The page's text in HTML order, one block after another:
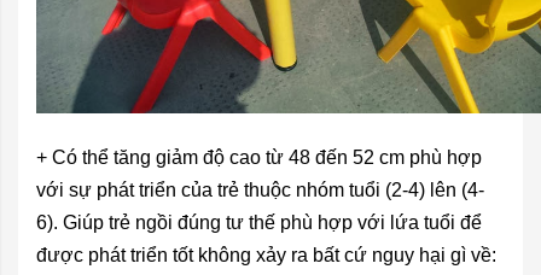
+ Có thể tăng giảm độ cao từ 48 đến 52 cm phù hợp
với sự pháttriển của trẻ thuộc nhóm tuổi (2-4) lên (4-
6). Giúp trẻ ngồi đúng tư thế phù hợp với lứa tuổi để
được phát triển tốt không xảy ra bất cứ nguy hại gì về: